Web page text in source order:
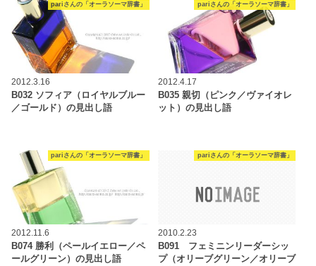
pariさんの「オーラソーマ辞書」
2012.3.16
B032 ソフィア（ロイヤルブルー
／ゴールド）の見出し語
pariさんの「オーラソーマ辞書」
2012.4.17
B035 親切（ピンク／ヴァイオレ
ット）の見出し語
pariさんの「オーラソーマ辞書」
2012.11.6
B074 勝利（ペールイエロー／ペ
ールグリーン）の見出し語
pariさんの「オーラソーマ辞書」
2010.2.23
B091 フェミニンリーダーシッ
プ（オリーブグリーン／オリーブ